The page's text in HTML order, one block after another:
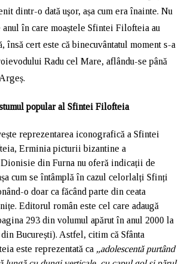
dintr-o dată uşor, așa cum era înainte. Nu
anul în care moaștele Sfintei Filofteia au
însă cert este că binecuvântatul moment s-a
Radu cel Mare, aflându-se până
popular al Sfintei Filofteia
reprezentarea iconografică a Sfintei
Erminia picturii bizantine a
din Furna nu oferă indicații de
cum se întâmplă în cazul celorlalți Sfinți
o doar ca făcând parte din ceata
Editorul român este cel care adaugă
293 din volumul apărut în anul 2000 la
București). Astfel, citim că Sfânta
este reprezentată ca „adolescentă purtând